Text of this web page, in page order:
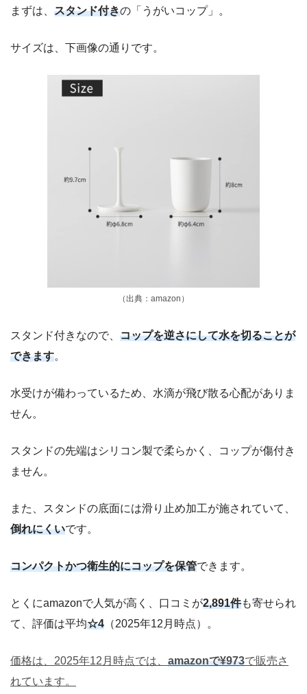
まずは、 スタンド付きの「うがいコップ」。
サイズは、下画像の通りです。
（出典：amazon）
スタンド付きなので、 コップを逆さにして水を切ることが
できます。
水受けが備わっているため、水滴が飛び散る心配がありま
せん。
スタンドの先端はシリコン製で柔らかく、コップが傷付き
ません。
また、スタンドの底面には滑り止め加工が施されていて、
倒れにくいです。
コンパクトかつ衛生的にコップを保管できます。
とくにamazonで人気が高く、口コミが2,891件も寄せられ
て、評価は平均☆4 （2025年12月時点）。
価格は、2025年12月時点では、 amazonで¥973で販売さ
れています。